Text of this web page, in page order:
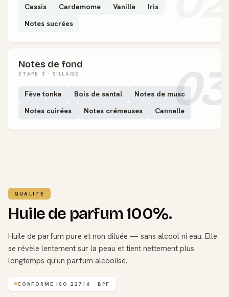
Cassis Cardamome Vanille
Iris
Notes sucrées
03
Notes de fond
ÉTAPE 3 · SILLAGE
Fève tonka Bois de santal
Notes de musc
Notes cuirées
Notes crémeuses Cannelle
QUALITÉ
Huile de parfum 100%.
Huile de parfum pure et non diluée — sans alcool ni eau. Elle
se révèle lentement sur la peau et tient nettement plus
longtemps qu'un parfum alcoolisé.
CONFORME ISO 22716 · BPF